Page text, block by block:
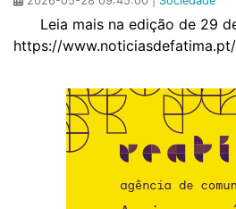
Leia mais na edição de 29
https://www.noticiasdefatima.pt/